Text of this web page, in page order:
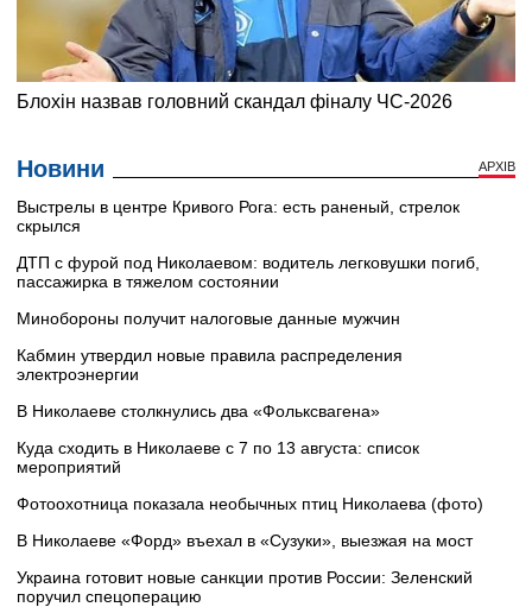
Новини АРХІВ
Выстрелы в центре Кривого Рога: есть раненый, стрелок
скрылся
ДТП с фурой под Николаевом: водитель легковушки погиб,
пассажирка в тяжелом состоянии
Минобороны получит налоговые данные мужчин
Кабмин утвердил новые правила распределения
электроэнергии
В Николаеве столкнулись два «Фольксвагена»
Куда сходить в Николаеве с 7 по 13 августа: список
мероприятий
Фотоохотница показала необычных птиц Николаева (фото)
В Николаеве «Форд» въехал в «Сузуки», выезжая на мост
Украина готовит новые санкции против России: Зеленский
поручил спецоперацию